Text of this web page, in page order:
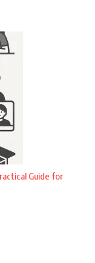
Guide for